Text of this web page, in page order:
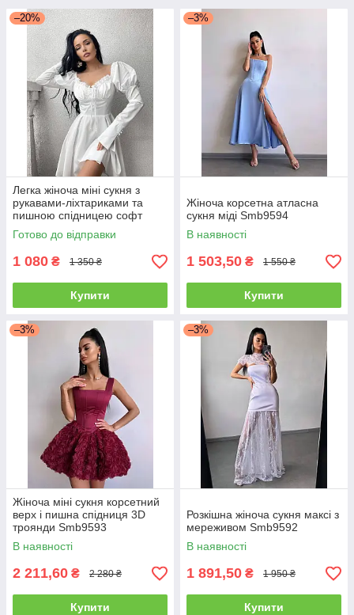
–20%
Легка жіноча міні сукня з
рукавами-ліхтариками та
пишною спідницею софт
Sms8406
Готово до відправки
1 080 ₴ 1 350 ₴
Купити
–3%
Жіноча корсетна атласна
сукня міді Smb9594
В наявності
1 503,50 ₴ 1 550 ₴
Купити
–3%
Жіноча міні сукня корсетний
верх і пишна спідниця 3D
троянди Smb9593
В наявності
2 211,60 ₴ 2 280 ₴
Купити
–3%
Розкішна жіноча сукня максі з
мереживом Smb9592
В наявності
1 891,50 ₴ 1 950 ₴
Купити